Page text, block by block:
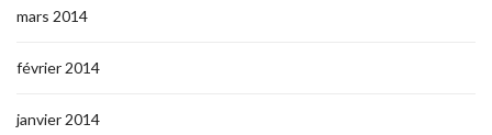
mars 2014
février 2014
janvier 2014